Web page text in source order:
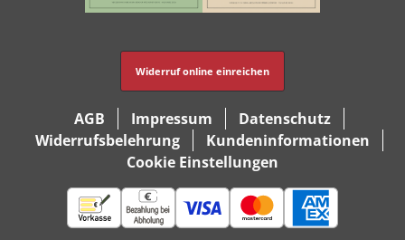
Widerruf online einreichen
AGB Impressum
Datenschutz
Widerrufsbelehrung
Kundeninformationen
Cookie Einstellungen